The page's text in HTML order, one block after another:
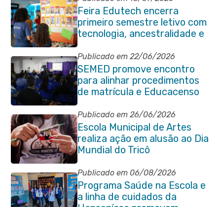
Feira Edutech encerra
primeiro semestre letivo com
tecnologia, ancestralidade e
protagonismo estudantil em
Itaboraí
Publicado em 22/06/2026
SEMED promove encontro
para alinhar procedimentos
de matrícula e Educacenso
2026
Publicado em 26/06/2026
Escola Municipal de Artes
realiza ação em alusão ao Dia
Mundial do Tricô
Publicado em 06/08/2026
Programa Saúde na Escola e
a linha de cuidados da